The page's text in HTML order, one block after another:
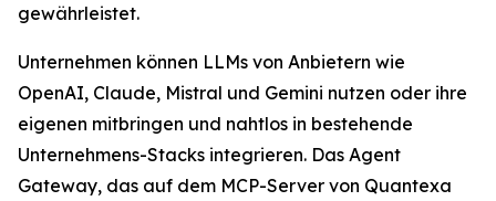
gewährleistet.
Unternehmen können LLMs von Anbietern wie
OpenAI, Claude, Mistral und Gemini nutzen oder ihre
eigenen mitbringen und nahtlos in bestehende
Unternehmens-Stacks integrieren. Das Agent
Gateway, das auf dem MCP-Server von Quantexa